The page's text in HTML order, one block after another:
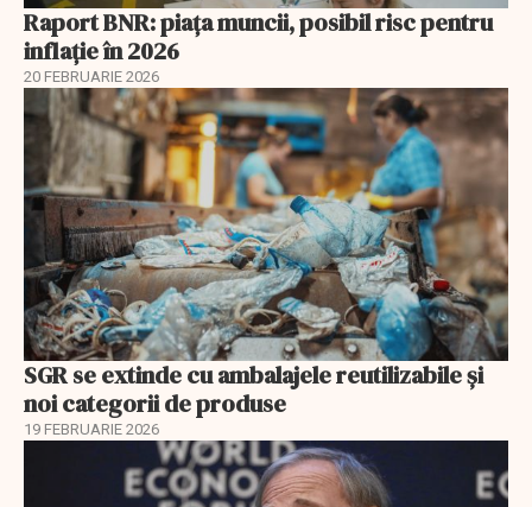
Raport BNR: piața muncii, posibil risc pentru
inflație în 2026
20 FEBRUARIE 2026
SGR se extinde cu ambalajele reutilizabile și
noi categorii de produse
19 FEBRUARIE 2026